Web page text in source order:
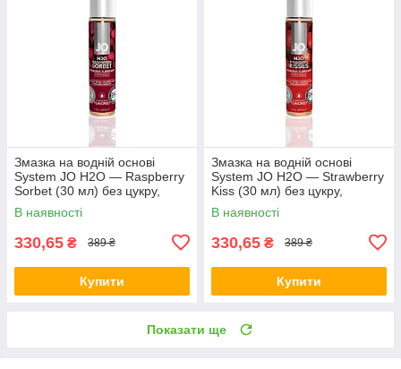
Змазка на водній основі
System JO H2O — Raspberry
Sorbet (30 мл) без цукру,
рослинний гліцерин
В наявності
330,65 ₴ 389 ₴
Купити
Змазка на водній основі
System JO H2O — Strawberry
Kiss (30 мл) без цукру,
рослинний гліцерин
В наявності
330,65 ₴ 389 ₴
Купити
Показати ще